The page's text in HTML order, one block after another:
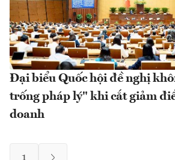
Đại biểu Quốc hội đề nghị
trống pháp lý" khi cắt giảm
doanh
1